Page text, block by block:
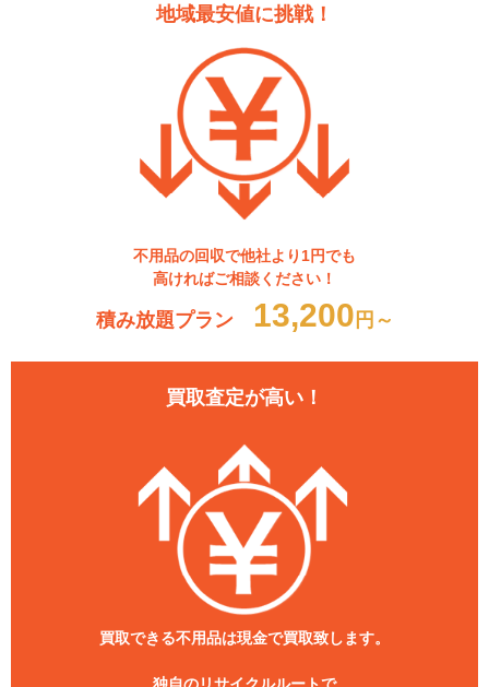
地域最安値に挑戦！
不用品の回収で他社より1円でも
高ければご相談ください！
積み放題プラン 13,200 円～
買取査定が高い！
買取できる不用品は現金で買取致します。